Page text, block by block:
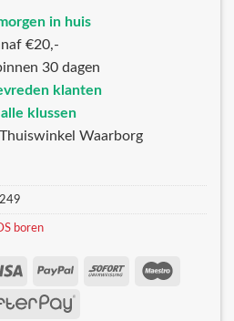
in huis
€20,-
30 dagen
klanten
klussen
Waarborg
boren